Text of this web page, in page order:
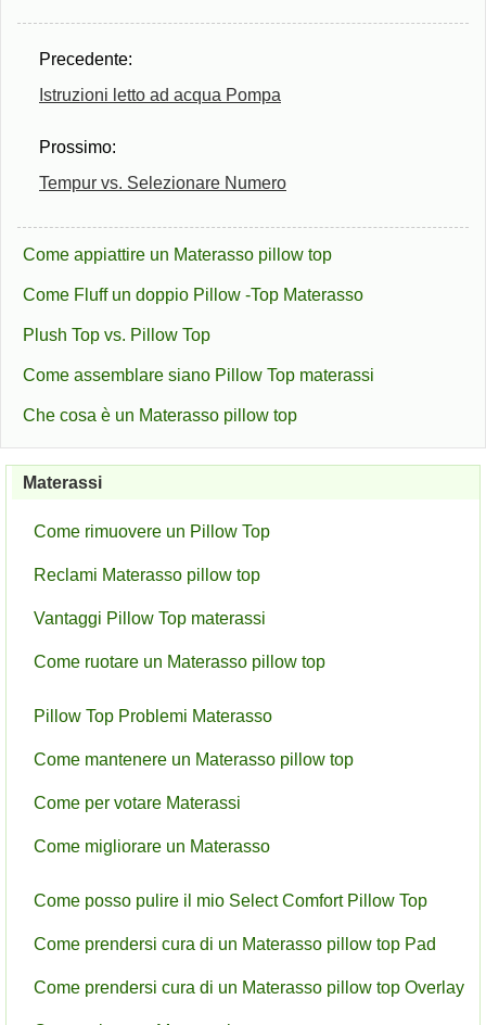
Precedente:
Istruzioni letto ad acqua Pompa
Prossimo:
Tempur vs. Selezionare Numero
Come appiattire un Materasso pillow top
Come Fluff un doppio Pillow -Top Materasso
Plush Top vs. Pillow Top
Come assemblare siano Pillow Top materassi
Che cosa è un Materasso pillow top
Materassi
Come rimuovere un Pillow Top
Reclami Materasso pillow top
Vantaggi Pillow Top materassi
Come ruotare un Materasso pillow top
Pillow Top Problemi Materasso
Come mantenere un Materasso pillow top
Come per votare Materassi
Come migliorare un Materasso
Come posso pulire il mio Select Comfort Pillow Top
Come prendersi cura di un Materasso pillow top Pad
Come prendersi cura di un Materasso pillow top Overlay